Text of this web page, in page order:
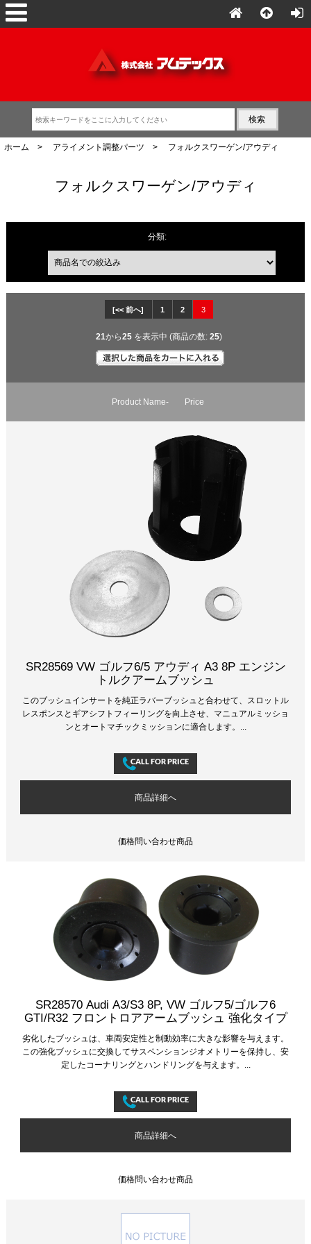
ホーム > アライメント調整パーツ > フォルクスワーゲン/アウディ
フォルクスワーゲン/アウディ
分類:
商品名での絞込み
[<< 前へ] 1 2 3
21から25 を表示中 (商品の数: 25)
Product Name- Price
SR28569 VW ゴルフ6/5 アウディ A3 8P エンジン
トルクアームブッシュ
このブッシュインサートを純正ラバーブッシュと合わせて、スロットル
レスポンスとギアシフトフィーリングを向上させ、マニュアルミッショ
ンとオートマチックミッションに適合します。...
商品詳細へ
価格問い合わせ商品
SR28570 Audi A3/S3 8P, VW ゴルフ5/ゴルフ6
GTI/R32 フロントロアアームブッシュ 強化タイプ
劣化したブッシュは、車両安定性と制動効率に大きな影響を与えます。
この強化ブッシュに交換してサスペンションジオメトリーを保持し、安
定したコーナリングとハンドリングを与えます。...
商品詳細へ
価格問い合わせ商品